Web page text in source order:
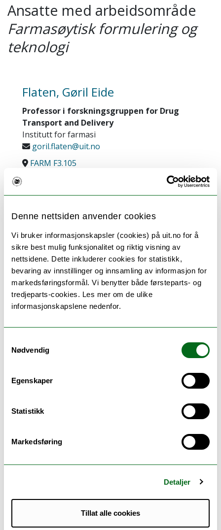
Denne nettsiden anvender cookies
Vi bruker informasjonskapsler (cookies) på uit.no for å
sikre best mulig funksjonalitet og riktig visning av
nettsidene. Dette inkluderer cookies for statistikk,
bevaring av innstillinger og innsamling av informasjon for
markedsføringsformål. Vi benytter både førsteparts- og
tredjeparts-cookies. Les mer om de ulike
informasjonskapslene nedenfor.
Nødvendig
Egenskaper
Statistikk
Markedsføring
Detaljer
Tillat alle cookies
Ansatte med arbeidsområde
Farmasøytisk formulering og
teknologi
Flaten, Gøril Eide
Professor i forskningsgruppen for Drug
Transport and Delivery
Institutt for farmasi
goril.flaten@uit.no
FARM F3.105
Permeabilitet over biologiske barrierer
The phospholipid vesicle-based
permeation assay (PVPA)
Liposomer som legemiddelbærer
Liposomer som modellsystem for celler
og bakterier i interaksjonsstudier
Delivery av lipofile virkestoff
Sjekk ut mitt engelske personkort for mer
informasjon og videopresentasjon av
forskningen vår.
Sjekk datoen
universitet
Skalko-Basnet, Natasa
Professor and Head of Drug Transport and
Delivery Research Group
Institutt for farmasi
natasa.skalko-basnet@uit.no